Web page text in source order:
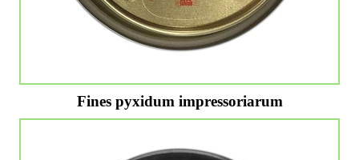
Fines pyxidum impressoriarum